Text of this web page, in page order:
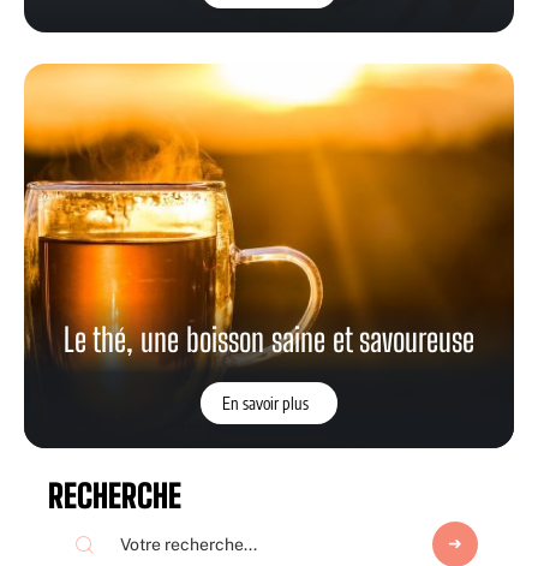
Le thé, une boisson saine et savoureuse
En savoir plus
RECHERCHE